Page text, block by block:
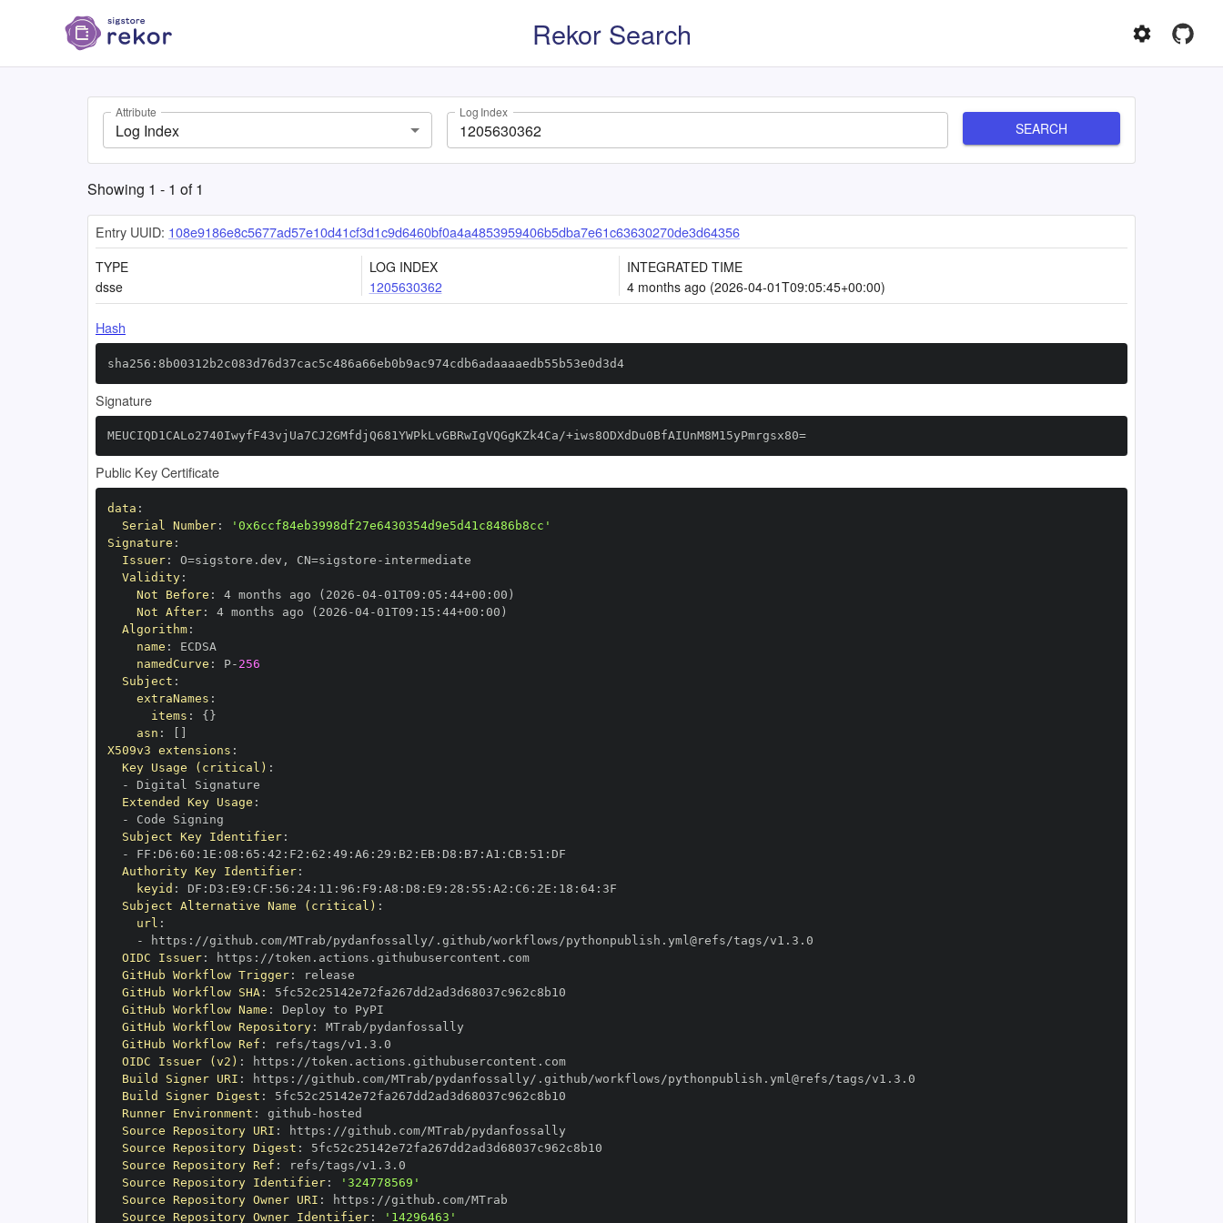
Rekor Search
Attribute
Log Index
Log Index
SEARCH
Showing 1 - 1 of1
Entry UUID: 108e9186e8c5677ad57e10d41cf3d1c9d6460bf0a4a4853959406b5dba7e61c63630270de3d64356
TYPE
dsse
LOG INDEX
1205630362
INTEGRATED TIME
4 months ago (2026-04-01T09:05:45+00:00)
Hash
sha256:8b00312b2c083d76d37cac5c486a66eb0b9ac974cdb6adaaaaedb55b53e0d3d4
Signature
MEUCIQD1CALo2740IwyfF43vjUa7CJ2GMfdjQ681YWPkLvGBRwIgVQGgKZk4Ca/+iws8ODXdDu0BfAIUnM8M15yPmrgsx80=
Public Key Certificate
data :
Serial Number:
'0x6ccf84eb3998df27e6430354d9e5d41c8486b8cc'
Signature :
Issuer: O=sigstore.dev , CN=sigstore -
Validity:
Not Before : 4 months ago (2026 -04-01T09 : 05 : 44+00 :
Not After: 4 months ago (2026 -04-01T09 : 15 : 44+00 :
Algorithm:
name :
namedCurve : P- 256
Subject :
extraNames :
items : { }
asn :
X509v3 extensions :
Key Usage (critical) :
-
Extended Key Usage :
-
Subject Key Identifier:
-
FF : D6 : 60 : 1E : 08 : 65 : 42 : F2 : 62 : 49 : A6 : 29 : B2 : EB: D8 : B7 : A1 : CB: 51 :
Authority Key Identifier:
keyid : DF : D3 : E9 : CF : 56 : 24: 11 : 96 : F9 : A8 : D8 : E9 : 28 : 55 : A2 : C6 : 2E : 18 : 64:
Subject Alternative Name (critical) :
url :
-
https :
OIDC Issuer: https :
//token.actions.githubusercontent.com
GitHub Workflow Trigger:
GitHub Workflow SHA:
GitHub Workflow Name :
GitHub Workflow Repository:
GitHub Workflow Ref :
OIDC Issuer (v2) : https :
//token.actions.githubusercontent.com
Build Signer URI : https :
Build Signer Digest :
Runner Environment : github -
Source Repository URI : https :
Source Repository Digest :
Source Repository Ref :
Source Repository Identifier:
'324778569'
Source Repository Owner URI : https :
Source Repository Owner Identifier: '14296463'